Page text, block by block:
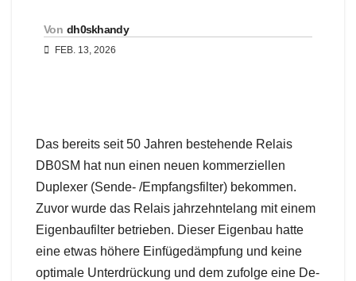
Von dh0skhandy
FEB. 13, 2026
Das bereits seit 50 Jahren bestehende Relais
DB0SM hat nun einen neuen kommerziellen
Duplexer (Sende- /Empfangsfilter) bekommen.
Zuvor wurde das Relais jahrzehntelang mit einem
Eigenbaufilter betrieben. Dieser Eigenbau hatte
eine etwas höhere Einfügedämpfung und keine
optimale Unterdrückung und dem zufolge eine De-